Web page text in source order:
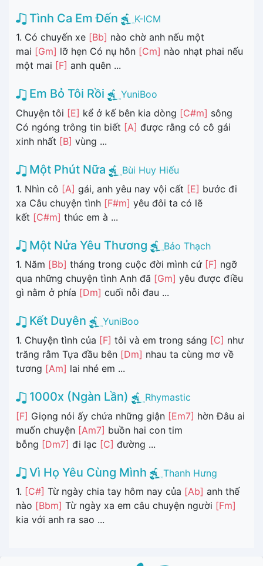
Tình Ca Em Đến
K-ICM
1. Có chuyến xe [Bb] nào chờ anh nếu một
mai [Gm] lỡ hẹn Có nụ hôn [Cm] nào nhạt phai nếu
một mai [F] anh quên ...
Em Bỏ Tôi Rồi
YuniBoo
Chuyện tôi [E] kể ở kế bên kia dòng [C#m] sông
Có ngóng trông tin biết [A] được rằng có cô gái
xinh nhất [B] vùng ...
Một Phút Nữa
Bùi Huy Hiếu
1. Nhìn cô [A] gái, anh yêu nay vội cất [E] bước đi
xa Câu chuyện tình [F#m] yêu đôi ta có lẽ
kết [C#m] thúc em à ...
Một Nửa Yêu Thương
Bảo Thạch
1. Năm [Bb] tháng trong cuộc đời mình cứ [F] ngỡ
qua những chuyện tình Anh đã [Gm] yêu được điều
gì nằm ở phía [Dm] cuối nỗi đau ...
Kết Duyên
YuniBoo
1. Chuyện tình của [F] tôi và em trong sáng [C] như
trăng rằm Tựa đầu bên [Dm] nhau ta cùng mơ về
tương [Am] lai nhé em ...
1000x (Ngàn Lần)
Rhymastic
[F] Giọng nói ấy chứa những giận [Em7] hờn Đâu ai
muốn chuyện [Am7] buồn hai con tim
bỗng [Dm7] đi lạc [C] đường ...
Vì Họ Yêu Cùng Mình
Thanh Hưng
1. [C#] Từ ngày chia tay hôm nay của [Ab] anh thế
nào [Bbm] Từ ngày xa em câu chuyện người [Fm]
kia với anh ra sao ...